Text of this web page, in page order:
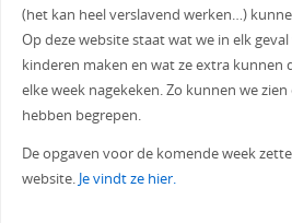
(het kan heel verslavend werken…)
Op deze website staat wat we in elk
kinderen maken en wat ze extra kunnen
elke week nagekeken. Zo kunnen we
hebben begrepen.
De opgaven voor de komende week
website. Je vindt ze hier.